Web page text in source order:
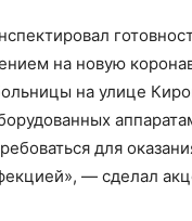
на новую
на улице
для
— сделал